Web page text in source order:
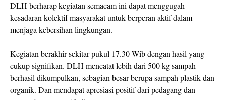
DLH berharap kegiatan semacam ini dapat menggugah
kesadaran kolektif masyarakat untuk berperan aktif dalam
menjaga kebersihan lingkungan.
Kegiatan berakhir sekitar pukul 17.30 Wib dengan hasil yang
cukup signifikan. DLH mencatat lebih dari 500 kg sampah
berhasil dikumpulkan, sebagian besar berupa sampah plastik dan
organik. Dan mendapat apresiasi positif dari pedagang dan